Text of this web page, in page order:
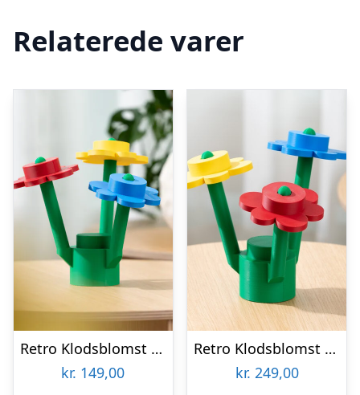
Relaterede varer
Retro Klodsblomst – Mellem
kr. 149,00
Retro Klodsblomst – Stor
kr. 249,00